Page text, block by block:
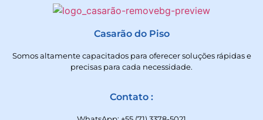
Casarão do Piso
Somos altamente capacitados para oferecer soluções rápidas e
precisas para cada necessidade.
Contato :